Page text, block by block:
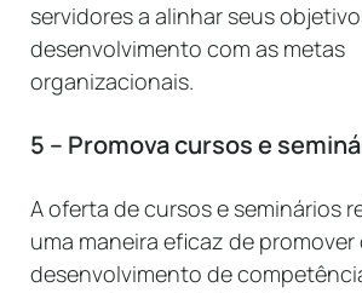
servidores a alinhar seus
desenvolvimento com as metas
organizacionais.
5 – Promova cursos e
A oferta de cursos e seminários
uma maneira eficaz de promover
desenvolvimento de